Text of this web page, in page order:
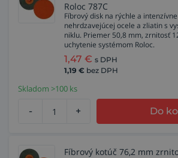
Roloc 787C
Fíbrový disk na rýchle a
nehrdzavejúcej ocele a zliatin s
niklu. Priemer 50,8 mm, zrnitosť
uchytenie systémom Roloc.
1,47 € s DPH
1,19 € bez DPH
Skladom >100 ks
- + Do
Fíbrový kotúč 76,2 mm